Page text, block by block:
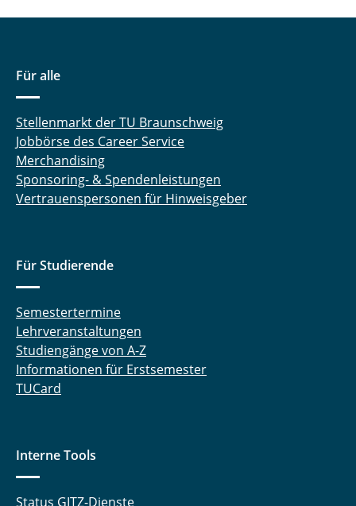
Für alle
Stellenmarkt der TU Braunschweig
Jobbörse des Career Service
Merchandising
Sponsoring- & Spendenleistungen
Vertrauenspersonen für Hinweisgeber
Für Studierende
Semestertermine
Lehrveranstaltungen
Studiengänge von A-Z
Informationen für Erstsemester
TUCard
Interne Tools
Status GITZ-Dienste